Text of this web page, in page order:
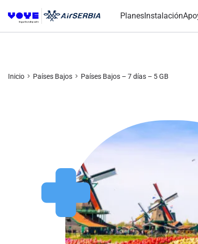
PlanesInstalación
Inicio Países Bajos Países Bajos – 7 días – 5 GB